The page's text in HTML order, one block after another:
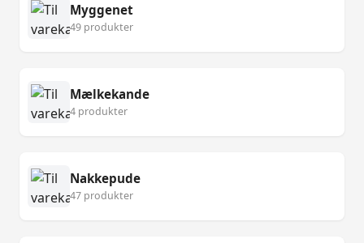
Myggenet
49 produkter
Mælkekande
4 produkter
Nakkepude
47 produkter